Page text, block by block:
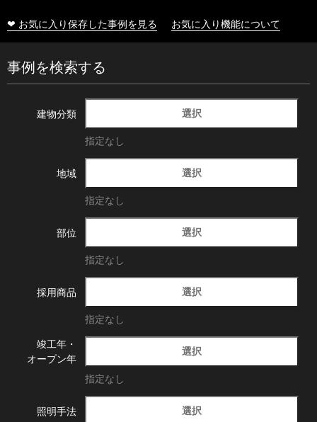
❤ お気に入り保存した事例を見る お気に入り機能について
事例を検索する
建物分類 選択
指定なし
地域 選択
指定なし
部位 選択
指定なし
採用商品 選択
指定なし
竣工年・
オープン年
選択
指定なし
照明手法 選択